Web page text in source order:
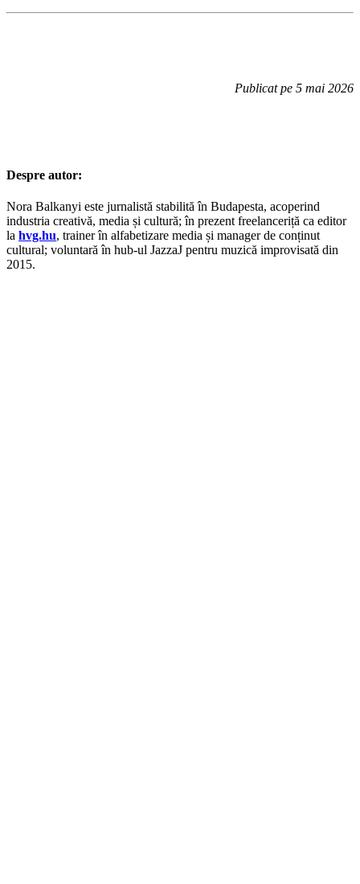
Publicat pe 5 mai 2026
Despre autor:
Nora Balkanyi este jurnalistă stabilită în Budapesta, acoperind
industria creativă, media și cultură; în prezent freelanceriță ca editor
la hvg.hu, trainer în alfabetizare media și manager de conținut
cultural; voluntară în hub-ul JazzaJ pentru muzică improvisată din
2015.